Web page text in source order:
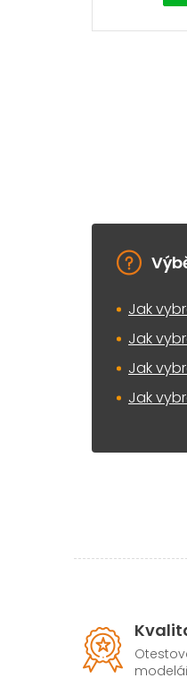
Jak
Jak
Jak
Jak